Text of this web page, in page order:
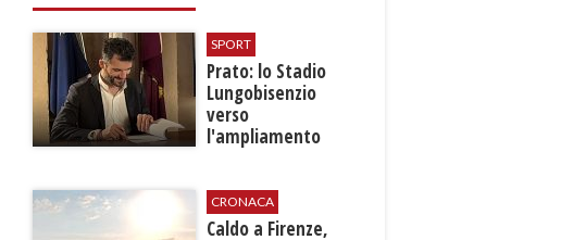
SPORT
Prato: lo Stadio
Lungobisenzio
verso
l'ampliamento
CRONACA
Caldo a Firenze,